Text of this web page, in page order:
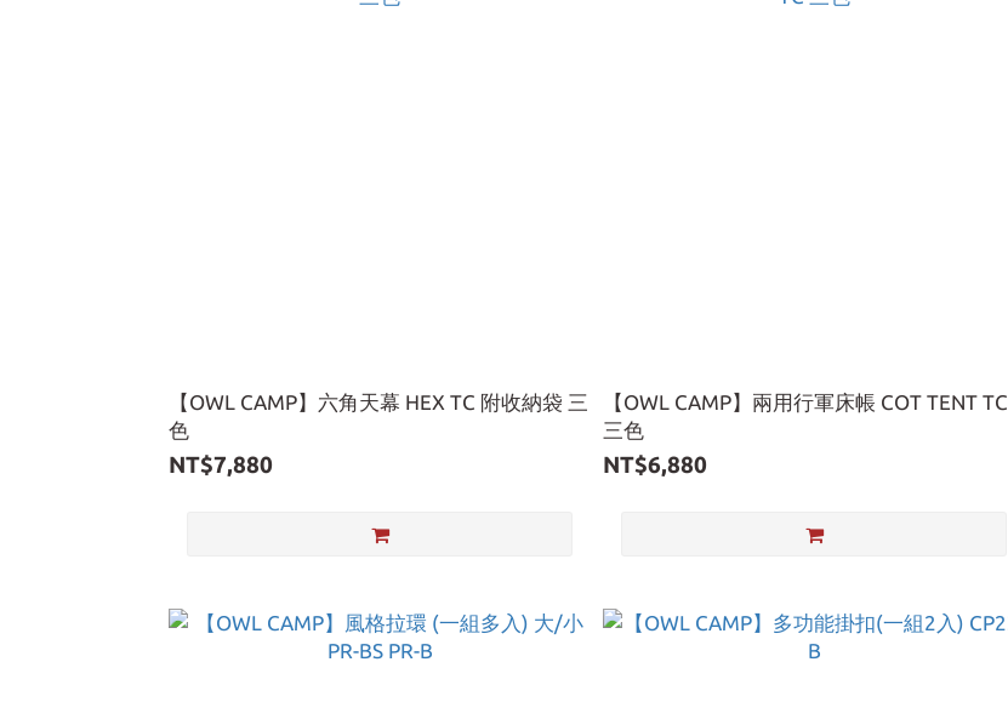
【OWL CAMP】六角天幕 HEX TC 附收納袋 三
色
NT$7,880
【OWL CAMP】兩用行軍床帳 COT TENT TC
三色
NT$6,880